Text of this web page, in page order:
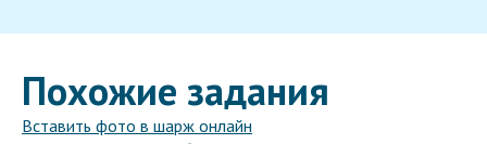
Похожие задания
Вставить фото в шарж онлайн